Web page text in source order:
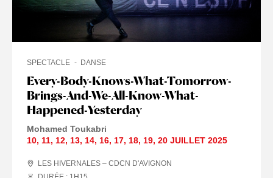
Every-Body-Knows-What-Tomorrow-
Brings-And-We-All-Know-What-
Happened-Yesterday
SPECTACLE DANSE
Mohamed Toukabri
10, 11, 12, 13, 14, 16, 17, 18, 19, 20 JUILLET 2025
LES HIVERNALES – CDCN D'AVIGNON